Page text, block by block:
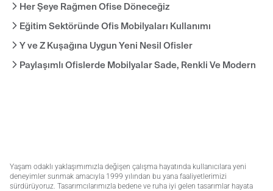
Her Şeye Rağmen Ofise Döneceğiz
Eğitim Sektöründe Ofis Mobilyaları Kullanımı
Y ve Z Kuşağına Uygun Yeni Nesil Ofisler
Paylaşımlı Ofislerde Mobilyalar Sade, Renkli Ve Modern
Yaşam odaklı yaklaşımımızla değişen çalışma hayatında kullanıcılara yeni
deneyimler sunmak amacıyla 1999 yılından bu yana faaliyetlerimizi
sürdürüyoruz. Tasarımcılarımızla bedene ve ruha iyi gelen tasarımlar hayata